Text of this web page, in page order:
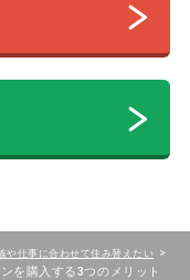
や仕事に合わせて住み替えたい >
を購入する3つのメリット